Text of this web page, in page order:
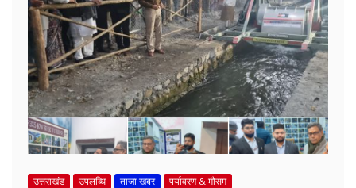
उत्तराखंड उपलब्धि ताजा खबर पर्यावरण & मौसम